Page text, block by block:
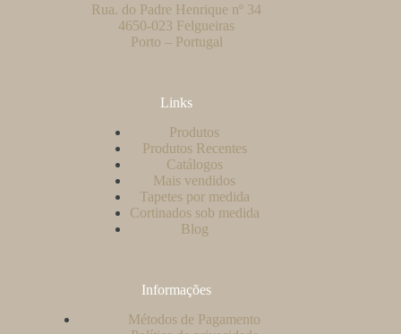
Rua. do Padre Henrique nº 34
4650-023 Felgueiras
Porto – Portugal
Links
Produtos
Produtos Recentes
Catálogos
Mais vendidos
Tapetes por medida
Cortinados sob medida
Blog
Informações
Métodos de Pagamento